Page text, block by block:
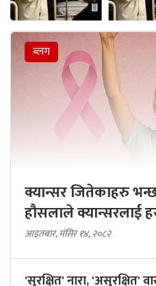
ब्लग
क्यान्सर जितेकाहरु
हौसलाले क्यान्सरलाई
आइतबार, मंसिर १४, २०८२
'सुरक्षित' नारा, 'असुरक्षित'